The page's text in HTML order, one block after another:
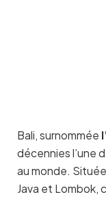
Bali, surnommée
décennies l’une
au monde.
Java et Lombok,